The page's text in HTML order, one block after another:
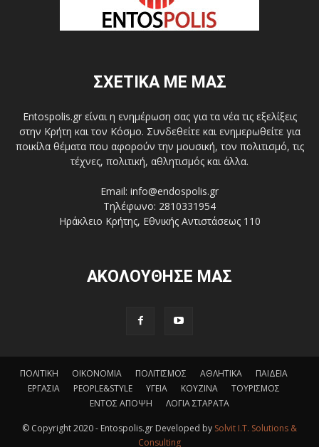
ΣΧΕΤΙΚΑ ΜΕ ΜΑΣ
Entospolis.gr είναι η ενημέρωση σας για τα νέα τις εξελίξεις
στην Κρήτη και τον Κόσμο. Συνδεθείτε και ενημερωθείτε για
ποικίλα θέματα που αφορούν την μουσική, τον πολιτισμό, τις
τέχνες, πολιτική, αθλητισμός και άλλα.
Email: info@endospolis.gr
Τηλέφωνο: 2810331954
Ηράκλειο Κρήτης, Εθνικής Αντιστάσεως 110
ΑΚΟΛΟΥΘΗΣΕ ΜΑΣ
ΠΟΛΙΤΙΚΗ ΟΙΚΟΝΟΜΙΑ ΠΟΛΙΤΙΣΜΟΣ ΑΘΛΗΤΙΚΑ
ΠΑΙΔΕΙΑ
ΕΡΓΑΣΙΑ
PEOPLE&STYLE ΥΓΕΙΑ ΚΟΥΖΙΝΑ
ΤΟΥΡΙΣΜΟΣ
ΕΝΤΟΣ ΑΠΟΨΗ
ΛΟΓΙΑ ΣΤΑΡΑΤΑ
© Copyright 2020 - Entospolis.gr Developed by Solvit I.T. Solutions &
Consulting